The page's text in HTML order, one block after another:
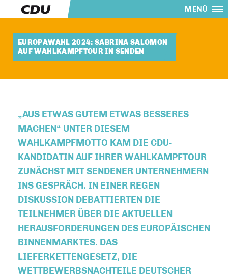
MENÜ
EUROPAWAHL 2024: SABRINA SALOMON
AUF WAHLKAMPFTOUR IN SENDEN
AUS ETWAS GUTEM ETWAS BESSERES
MACHEN“ UNTER DIESEM
WAHLKAMPFMOTTO KAM DIE CDU-
KANDIDATIN AUF IHRER WAHLKAMPFTOUR
ZUNÄCHST MIT SENDENER UNTERNEHMERN
INS GESPRÄCH. IN EINER REGEN
DISKUSSION DEBATTIERTEN DIE
TEILNEHMER ÜBER DIE AKTUELLEN
HERAUSFORDERUNGEN DES EUROPÄISCHEN
BINNENMARKTES. DAS
LIEFERKETTENGESETZ, DIE
WETTBEWERBSNACHTEILE DEUTSCHER